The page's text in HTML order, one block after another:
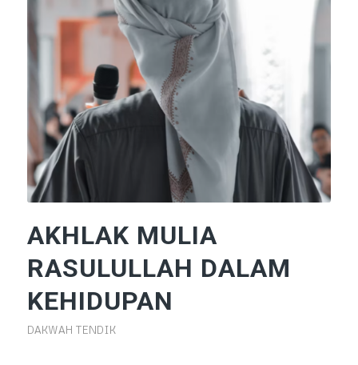
AKHLAK MULIA
RASULULLAH DALAM
KEHIDUPAN
DAKWAH TENDIK